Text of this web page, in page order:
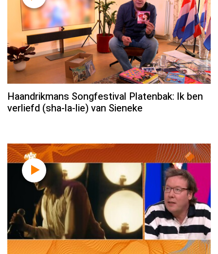
Haandrikmans Songfestival Platenbak: Ik ben
verliefd (sha-la-lie) van Sieneke